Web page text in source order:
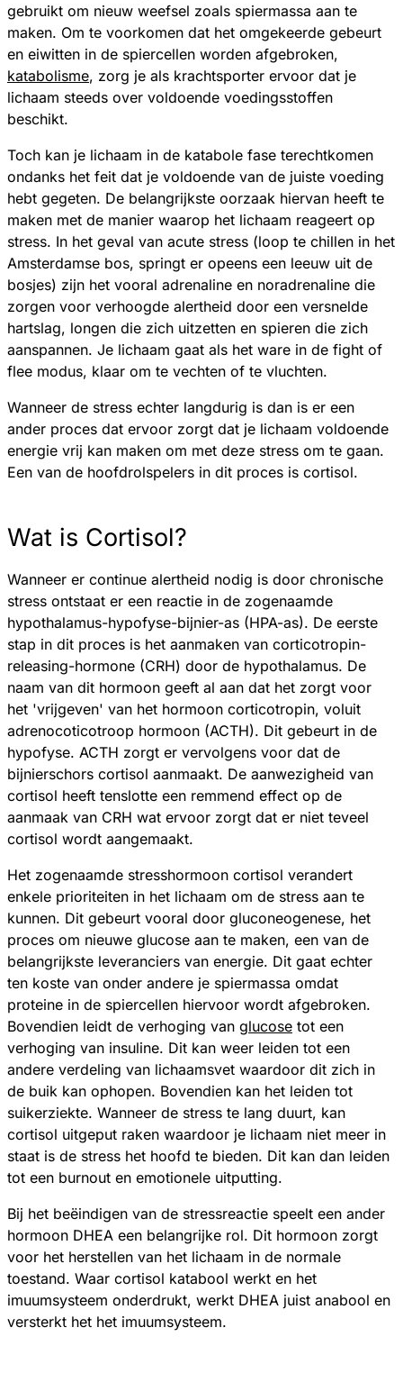
gebruikt om nieuw weefsel zoals spiermassa aan te
maken. Om te voorkomen dat het omgekeerde gebeurt
en eiwitten in de spiercellen worden afgebroken,
katabolisme, zorg je als krachtsporter ervoor dat je
lichaam steeds over voldoende voedingsstoffen
beschikt.
Toch kan je lichaam in de katabole fase terechtkomen
ondanks het feit dat je voldoende van de juiste voeding
hebt gegeten. De belangrijkste oorzaak hiervan heeft te
maken met de manier waarop het lichaam reageert op
stress. In het geval van acute stress (loop te chillen in het
Amsterdamse bos, springt er opeens een leeuw uit de
bosjes) zijn het vooral adrenaline en noradrenaline die
zorgen voor verhoogde alertheid door een versnelde
hartslag, longen die zich uitzetten en spieren die zich
aanspannen. Je lichaam gaat als het ware in de fight of
flee modus, klaar om te vechten of te vluchten.
Wanneer de stress echter langdurig is dan is er een
ander proces dat ervoor zorgt dat je lichaam voldoende
energie vrij kan maken om met deze stress om te gaan.
Een van de hoofdrolspelers in dit proces is cortisol.
Wat is Cortisol?
Wanneer er continue alertheid nodig is door chronische
stress ontstaat er een reactie in de zogenaamde
hypothalamus-hypofyse-bijnier-as (HPA-as). De eerste
stap in dit proces is het aanmaken van corticotropin-
releasing-hormone (CRH) door de hypothalamus. De
naam van dit hormoon geeft al aan dat het zorgt voor
het 'vrijgeven' van het hormoon corticotropin, voluit
adrenocoticotroop hormoon (ACTH). Dit gebeurt in de
hypofyse. ACTH zorgt er vervolgens voor dat de
bijnierschors cortisol aanmaakt. De aanwezigheid van
cortisol heeft tenslotte een remmend effect op de
aanmaak van CRH wat ervoor zorgt dat er niet teveel
cortisol wordt aangemaakt.
Het zogenaamde stresshormoon cortisol verandert
enkele prioriteiten in het lichaam om de stress aan te
kunnen. Dit gebeurt vooral door gluconeogenese, het
proces om nieuwe glucose aan te maken, een van de
belangrijkste leveranciers van energie. Dit gaat echter
ten koste van onder andere je spiermassa omdat
proteine in de spiercellen hiervoor wordt afgebroken.
Bovendien leidt de verhoging van glucose tot een
verhoging van insuline. Dit kan weer leiden tot een
andere verdeling van lichaamsvet waardoor dit zich in
de buik kan ophopen. Bovendien kan het leiden tot
suikerziekte. Wanneer de stress te lang duurt, kan
cortisol uitgeput raken waardoor je lichaam niet meer in
staat is de stress het hoofd te bieden. Dit kan dan leiden
tot een burnout en emotionele uitputting.
Bij het beëindigen van de stressreactie speelt een ander
hormoon DHEA een belangrijke rol. Dit hormoon zorgt
voor het herstellen van het lichaam in de normale
toestand. Waar cortisol katabool werkt en het
imuumsysteem onderdrukt, werkt DHEA juist anabool en
versterkt het het imuumsysteem.